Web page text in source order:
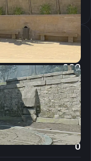
800
1.66
0.8
6/11
0